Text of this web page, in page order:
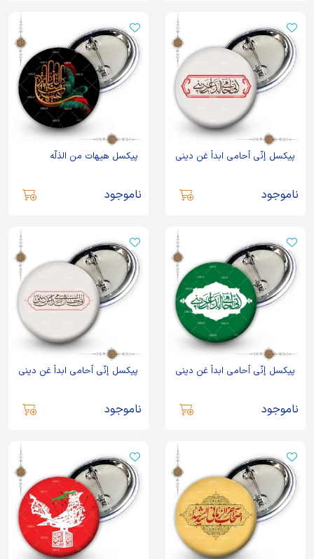
پیکسل إنّی اُحامی ابداً عَن دینی
ناموجود
پیکسل هیهات من الذلّه
ناموجود
پیکسل إنّی اُُُُحامی ابداً عَن دینی
ناموجود
پیکسل إنّی اُحامی ابداً عَن دینی
ناموجود